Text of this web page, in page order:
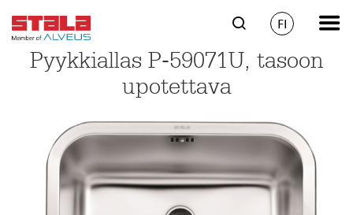
FI
Pyykkiallas P-59071U, tasoon
upotettava